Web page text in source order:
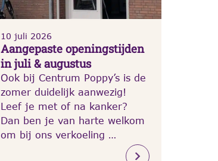
10 juli 2026
Aangepaste openingstijden
in juli & augustus
Ook bij Centrum Poppy’s is de
zomer duidelijk aanwezig!
Leef je met of na kanker?
Dan ben je van harte welkom
om bij ons verkoeling …